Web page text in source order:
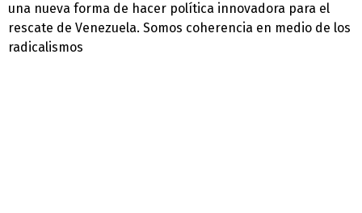
una nueva forma de hacer política innovadora para el
rescate de Venezuela. Somos coherencia en medio de los
radicalismos